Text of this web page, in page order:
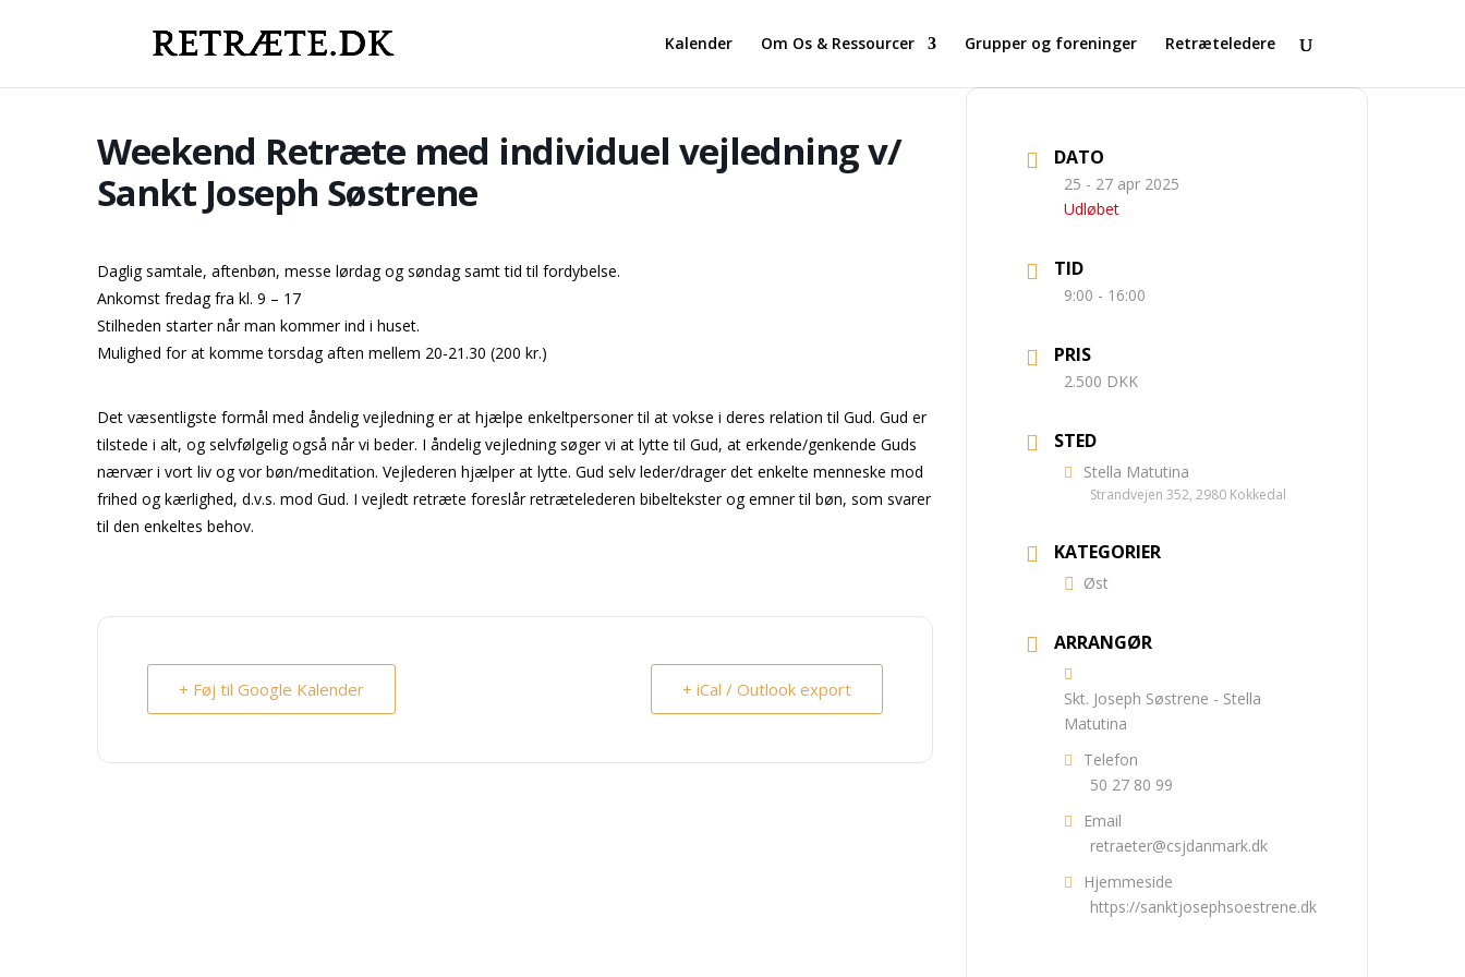
Kalender Om Os & Ressourcer Grupper og foreninger Retræteledere
Weekend Retræte med individuel vejledning v/
Sankt Joseph Søstrene
Daglig samtale, aftenbøn, messe lørdag og søndag samt tid til fordybelse.
Ankomst fredag fra kl. 9 – 17
Stilheden starter når man kommer ind i huset.
Mulighed for at komme torsdag aften mellem 20-21.30 (200 kr.)
Det væsentligste formål med åndelig vejledning er at hjælpe enkeltpersoner til at vokse i deres relation til Gud. Gud er
tilstede i alt, og selvfølgelig også når vi beder. I åndelig vejledning søger vi at lytte til Gud, at erkende/genkende Guds
nærvær i vort liv og vor bøn/meditation. Vejlederen hjælper at lytte. Gud selv leder/drager det enkelte menneske mod
frihed og kærlighed, d.v.s. mod Gud. I vejledt retræte foreslår retrætelederen bibeltekster og emner til bøn, som svarer
til den enkeltes behov.
+ Føj til Google Kalender + iCal / Outlook export
DATO
25 - 27 apr 2025
Udløbet
TID
9:00 - 16:00
PRIS
2.500 DKK
STED
Stella Matutina
Strandvejen 352, 2980 Kokkedal
KATEGORIER
Øst
ARRANGØR
Skt. Joseph Søstrene - Stella
Matutina
Telefon
50 27 80 99
Email
retraeter@csjdanmark.dk
Hjemmeside
https://sanktjosephsoestrene.dk